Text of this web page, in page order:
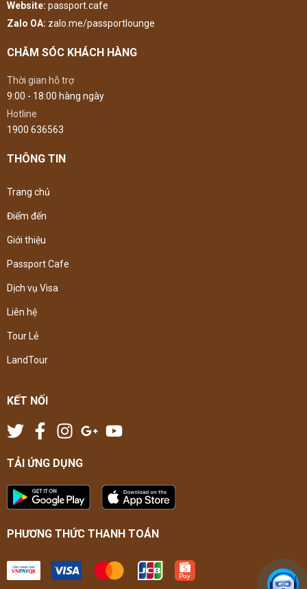
Website: passport.cafe
Zalo OA: zalo.me/passportlounge
CHĂM SÓC KHÁCH HÀNG
Thời gian hỗ trợ
9:00 - 18:00 hàng ngày
Hotline
1900 636563
THÔNG TIN
Trang chủ
Điểm đến
Giới thiệu
Passport Cafe
Dịch vụ Visa
Liên hệ
Tour Lẻ
LandTour
KẾT NỐI
TẢI ỨNG DỤNG
PHƯƠNG THỨC THANH TOÁN